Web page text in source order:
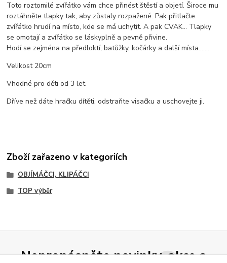
Toto roztomilé zvířátko vám chce přinést štěstí a objetí. Široce mu
roztáhněte tlapky tak, aby zůstaly rozpažené. Pak přitlačte
zvířátko hrudí na místo, kde se má uchytit. A pak CVAK… Tlapky
se omotají a zvířátko se láskyplně a pevně přivine.
Hodí se zejména na předloktí, batůžky, kočárky a další místa…….
Velikost 20cm
Vhodné pro děti od 3 let.
Dříve než dáte hračku dítěti, odstraňte visačku a uschovejte ji.
Zboží zařazeno v kategoriích
OBJÍMÁČCI, KLIPÁČCI
TOP výběr
Nepropásněte novinky, akce a